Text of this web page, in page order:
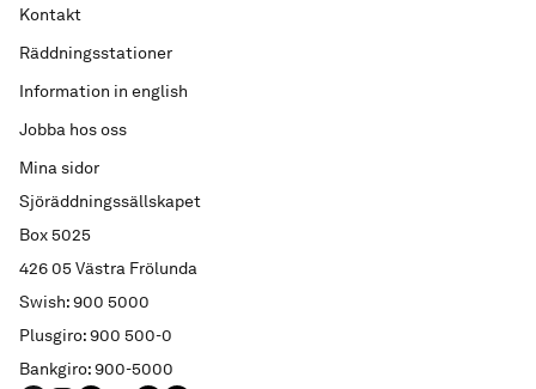
Sjöräddningssällskapet
Box 5025
426 05 Västra Frölunda
Swish: 900 5000
Plusgiro: 900 500-0
Bankgiro: 900-5000
Kontakt
Räddningsstationer
Information in english
Jobba hos oss
Mina sidor